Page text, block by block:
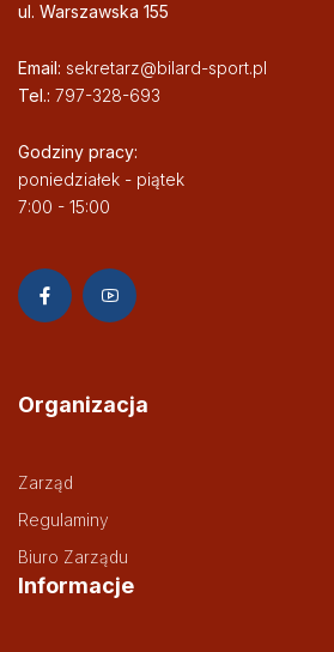
ul. Warszawska 155
Email: sekretarz@bilard-sport.pl
Tel.: 797-328-693
Godziny pracy:
poniedziałek - piątek
7:00 - 15:00
Organizacja
Zarząd
Regulaminy
Biuro Zarządu
Informacje